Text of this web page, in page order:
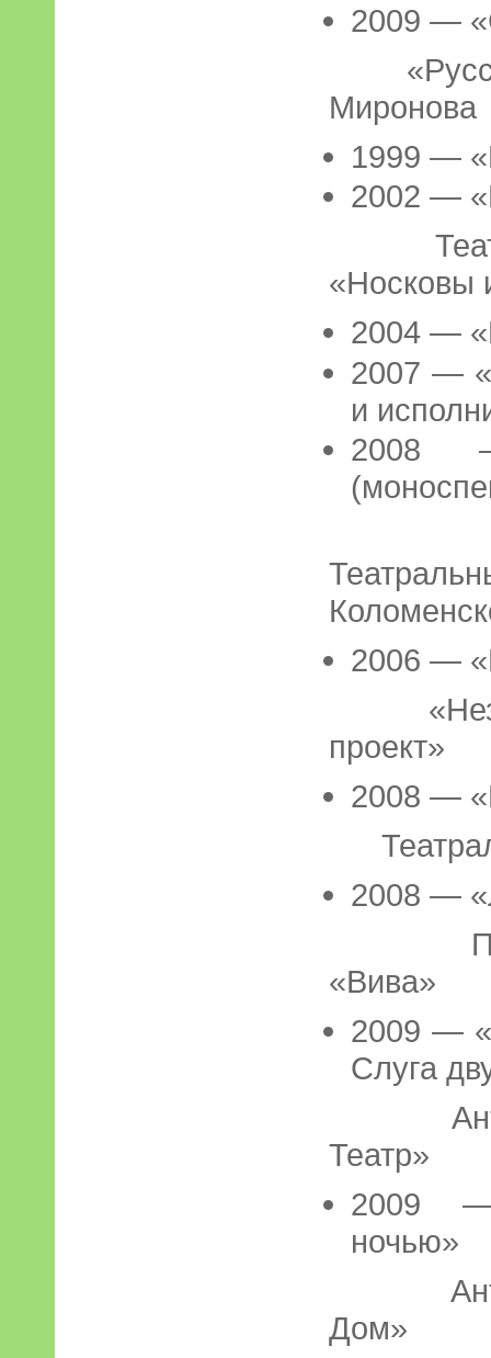
2009 —
Миронова
1999 —
2002 —
«Носковы
2004 —
2007 —
и
2008
2006 —
проект»
2008 —
2008 —
«Вива»
2009 —
Слуга
Театр»
2009 —
ночью»
Дом»